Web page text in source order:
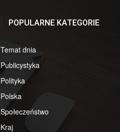
POPULARNE KATEGORIE
Temat dnia
Publicystyka
Polityka
Polska
Społeczeństwo
Kraj